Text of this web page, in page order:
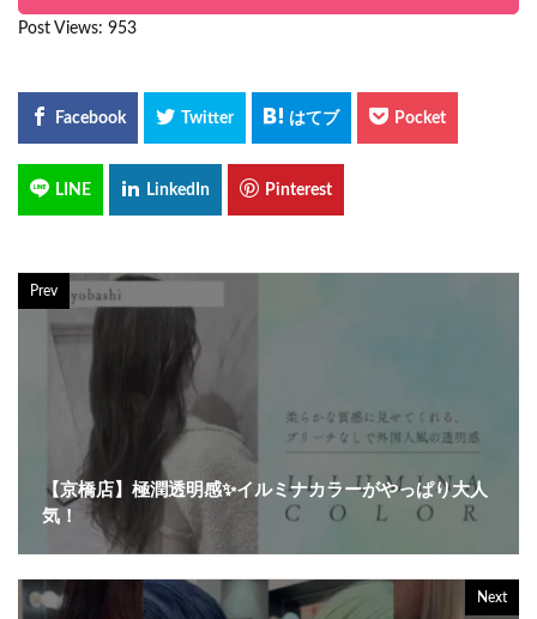
Post Views: 953
Prev
【京橋店】極潤透明感✨イルミナカラーがやっぱり大人
気！
Next